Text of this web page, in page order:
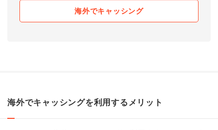
海外でキャッシング
海外でキャッシングを利用するメリット